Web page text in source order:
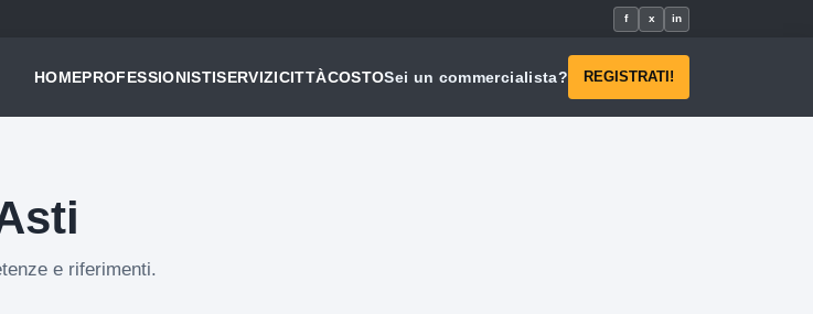
f x in
HOMEPROFESSIONISTISERVIZICITTÀCOSTOSei un commercialista? REGISTRATI!
e riferimenti.